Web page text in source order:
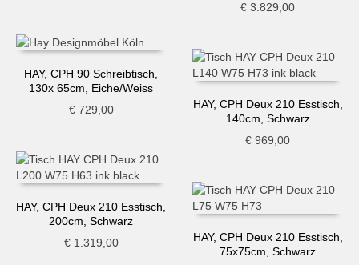
€ 3.829,00
HAY, CPH 90 Schreibtisch,
130x 65cm, Eiche/Weiss
€729,00
HAY, CPH Deux 210 Esstisch,
140cm, Schwarz
€ 969,00
HAY, CPH Deux 210 Esstisch,
200cm, Schwarz
€1.319,00
HAY, CPH Deux 210 Esstisch,
75x75cm, Schwarz